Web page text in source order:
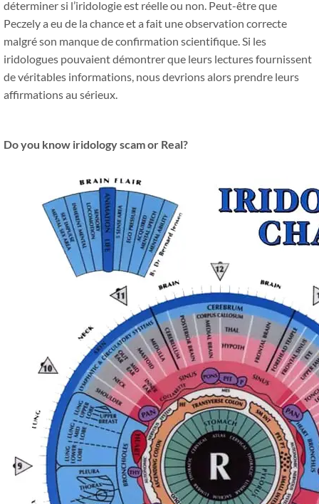
déterminer si l’iridologie est réelle ou non. Peut-être que
Peczely a eu de la chance et a fait une observation correcte
malgré son manque de confirmation scientifique. Si les
iridologues pouvaient démontrer que leurs lectures fournissent
de véritables informations, nous devrions alors prendre leurs
affirmations au sérieux.
Do you know iridology scam or Real?